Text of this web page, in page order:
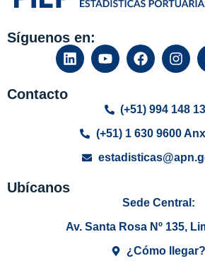
Síguenos en:
Contacto
(+51) 994 148
(+51) 1 630 9600
Ubícanos
Sede Central:
Av. Santa Rosa Nº 135,
¿Cómo llegar?